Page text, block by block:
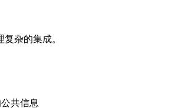
杂的集成。
共信息